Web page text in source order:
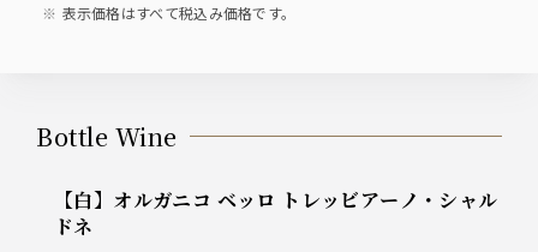
表示価格はすべて税込み価格です。
Bottle Wine
【白】オルガニコ ベッロ トレッビアーノ・シャル
ドネ